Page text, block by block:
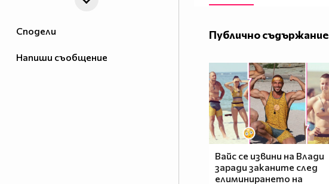
Сподели
Напиши съобщение
Публично съдържание
Вайс се извини на Влади
заради заканите след
елиминирането на